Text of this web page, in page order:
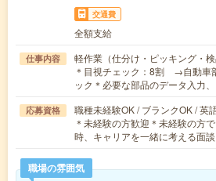
交通費
全額支給
仕事内容
軽作業（仕分け・ピッキング・検
＊目視チェック：8割 →自動車
ック＊必要な部品のデータ入力
応募資格
職種未経験OK / ブランクOK / 英
＊未経験の方歓迎＊未経験の方
時、キャリアを一緒に考える面
職場の雰囲気